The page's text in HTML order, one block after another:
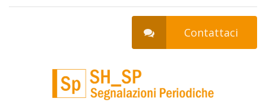
Contattaci